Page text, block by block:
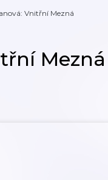
Vnitřní Mezná
Mezná